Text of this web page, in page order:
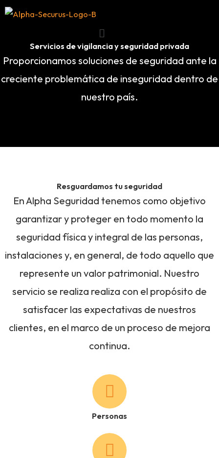
Menú
Servicios de vigilancia y seguridad privada
Proporcionamos soluciones de seguridad ante la
creciente problemática de inseguridad dentro de
nuestro país.
Resguardamos tu seguridad
En Alpha Seguridad tenemos como objetivo
garantizar y proteger en todo momento la
seguridad física y integral de las personas,
instalaciones y, en general, de todo aquello que
represente un valor patrimonial. Nuestro
servicio se realiza realiza con el propósito de
satisfacer las expectativas de nuestros
clientes, en el marco de un proceso de mejora
continua.
Personas